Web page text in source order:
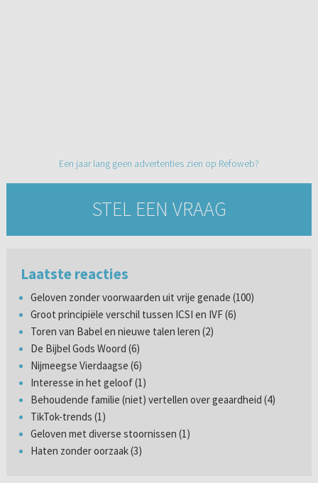
Een jaar lang geen advertenties zien op Refoweb?
STEL EEN VRAAG
Laatste reacties
Geloven zonder voorwaarden uit vrije genade (100)
Groot principiële verschil tussen ICSI en IVF (6)
Toren van Babel en nieuwe talen leren (2)
De Bijbel Gods Woord (6)
Nijmeegse Vierdaagse (6)
Interesse in het geloof (1)
Behoudende familie (niet) vertellen over geaardheid (4)
TikTok-trends (1)
Geloven met diverse stoornissen (1)
Haten zonder oorzaak (3)